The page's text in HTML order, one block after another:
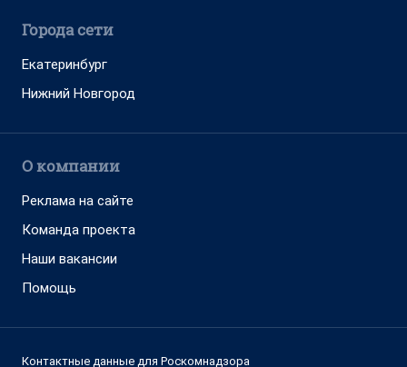
Города сети
Екатеринбург
Нижний Новгород
О компании
Реклама на сайте
Команда проекта
Наши вакансии
Помощь
Контактные данные для Роскомнадзора